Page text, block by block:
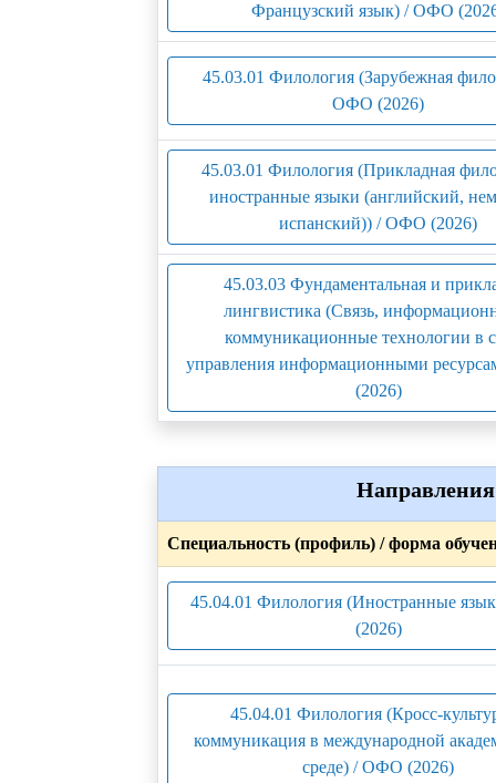
Французский язык) / ОФО
45.03.01 Филология (Зарубежная
ОФО (2026)
45.03.01 Филология (Прикладная
иностранные языки (английский,
испанский)) / ОФО (2026)
45.03.03 Фундаментальная и
лингвистика (Связь,
коммуникационные технологии в
управления информационными
(2026)
Направления
Специальность (профиль) / форма
45.04.01 Филология (Иностранные
(2026)
45.04.01 Филология (Кросс-
коммуникация в международной
среде) / ОФО (2026)